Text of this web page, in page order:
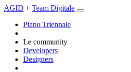
AGID + Team Digitale
Piano Triennale
Le community
Developers
Designers